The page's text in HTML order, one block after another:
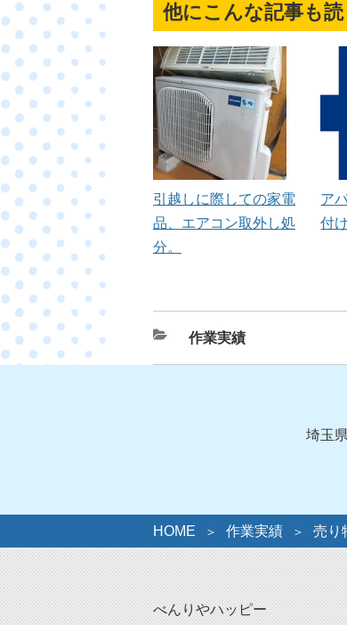
他にこんな記事も
引越しに際しての家電
品、エアコン取外し処
分。
ア
付け
カ
テ
作業実績
埼玉
HOME 作業実績 売り
べんりやハッピー